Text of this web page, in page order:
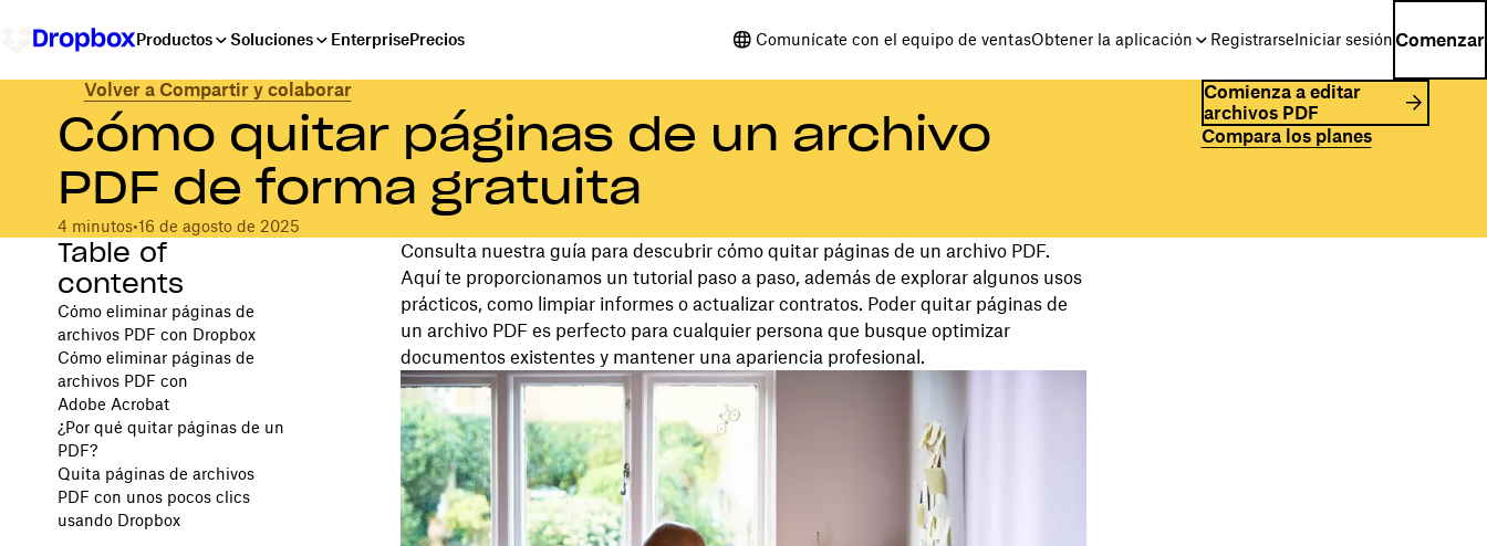
Productos Soluciones EnterprisePrecios Comunícate con el equipo de ventasObtener la aplicación RegistrarseIniciar sesión Comenzar
Volver a Compartir y colaborar
Cómo quitar páginas de un archivo
PDF de forma gratuita
4 minutos•16 de agosto de 2025
Comienza a editar
archivos PDF
Compara los planes
Table of
contents
Cómo eliminar páginas de
archivos PDF con Dropbox
Cómo eliminar páginas de
archivos PDF con
Adobe Acrobat
¿Por qué quitar páginas de un
PDF?
Quita páginas de archivos
PDF con unos pocos clics
usando Dropbox
Consulta nuestra guía para descubrir cómo quitar páginas de un archivo PDF.
Aquí te proporcionamos un tutorial paso a paso, además de explorar algunos usos
prácticos, como limpiar informes o actualizar contratos. Poder quitar páginas de
un archivo PDF es perfecto para cualquier persona que busque optimizar
documentos existentes y mantener una apariencia profesional.